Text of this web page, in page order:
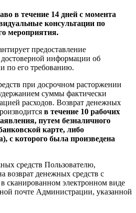
в течение 14 дней с момента
консультации по
мероприятия.
предоставление
информации об
по его требованию.
при досрочном расторжении
суммы фактически
расходов. Возврат денежных
в течение 10 рабочих
путем безналичного
карте, либо
с которого была произведена
средств Пользователю,
возврат денежных средств с
сканированном электронном виде
почте Администрации, указанной